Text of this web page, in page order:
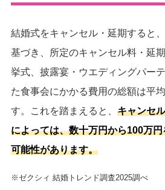
結婚式をキャンセル・延期すると
基づき、所定のキャンセル料・延
挙式、披露宴・ウエディングパー
た食事会にかかる費用の総額は平
す。これを踏まえると、 キャンセ
によっては、数十万円から100万
可能性があります。
※ゼクシィ 結婚トレンド調査2025調べ